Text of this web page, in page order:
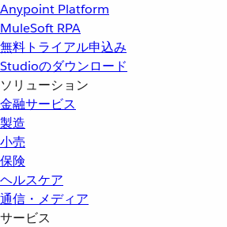
Anypoint Platform
MuleSoft RPA
無料トライアル申込み
Studioのダウンロード
ソリューション
金融サービス
製造
小売
保険
ヘルスケア
通信・メディア
サービス